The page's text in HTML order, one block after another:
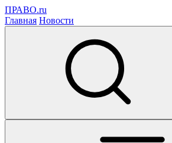
ПРАВО.ru
Главная Новости